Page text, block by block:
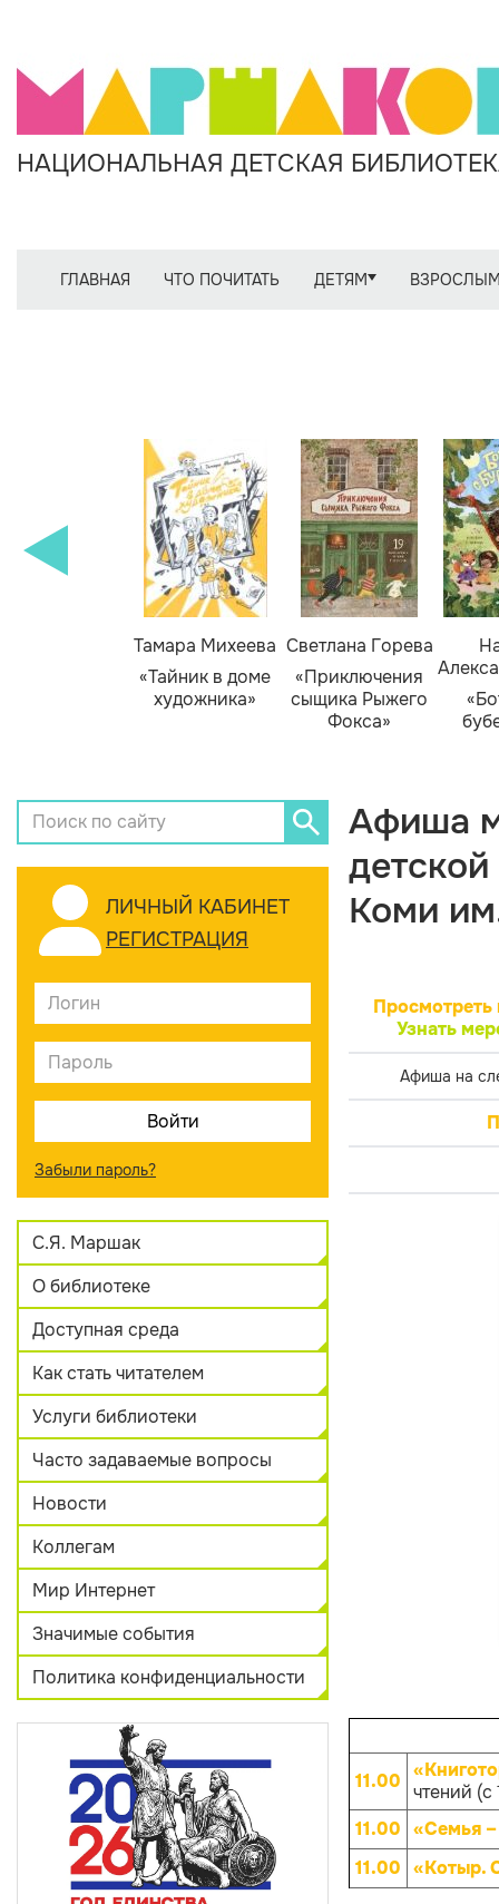
НАЦИОНАЛЬНАЯ ДЕТСКАЯ
ГЛАВНАЯ ЧТО ПОЧИТАТЬ ДЕТЯМ
Тамара Михеева
«Тайник в доме
художника»
Светлана Горева
«Приключения
сыщика Рыжего
Фокса»
ЛИЧНЫЙ КАБИНЕТ
РЕГИСТРАЦИЯ
Забыли пароль?
С.Я. Маршак
О библиотеке
Доступная среда
Как стать читателем
Услуги библиотеки
Часто задаваемые вопросы
Новости
Коллегам
Мир Интернет
Значимые события
Политика конфиденциальности
Афиша
Коми
Просмотреть
Узнать
Афиша на
11.00 чтений (с
11.00 «Семья
11.00 «Котыр.